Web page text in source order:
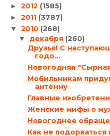
► 2012 (1585)
► 2011 (3787)
▼ 2010 (268)
▼ декабря (260)
Друзья! С
годо...
Новогодняя
Мобильникам
антенну
Главные
Женские мифы о
Новогоднее
Как не подорваться